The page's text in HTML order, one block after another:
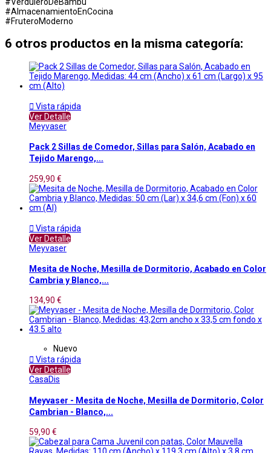
#AlmacenamientoEnCocina
#FruteroModerno
6 otros productos en la misma categoría:
 Vista rápida
Ver Detalle
Meyvaser
Pack 2 Sillas de Comedor, Sillas para Salón, Acabado en
Tejido Marengo,...
259,90 €
 Vista rápida
Ver Detalle
Meyvaser
Mesita de Noche, Mesilla de Dormitorio, Acabado en Color
Cambria y Blanco,...
134,90 €
Nuevo
 Vista rápida
Ver Detalle
CasaDis
Meyvaser - Mesita de Noche, Mesilla de Dormitorio, Color
Cambrian - Blanco,...
59,90 €